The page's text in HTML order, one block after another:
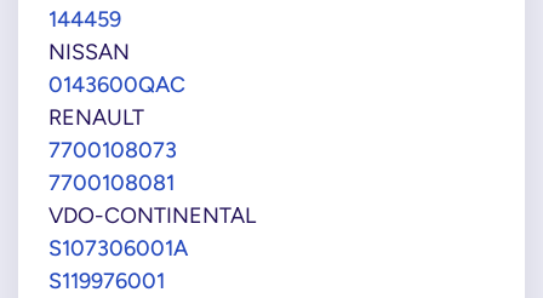
144459
NISSAN
0143600QAC
RENAULT
7700108073
7700108081
VDO-CONTINENTAL
S107306001A
S119976001